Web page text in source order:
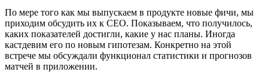
По мере того как мы выпускаем в продукте новые фичи, мы
приходим обсудить их к CEO. Показываем, что получилось,
каких показателей достигли, какие у нас планы. Иногда
кастдевим его по новым гипотезам. Конкретно на этой
встрече мы обсуждали функционал статистики и прогнозов
матчей в приложении.